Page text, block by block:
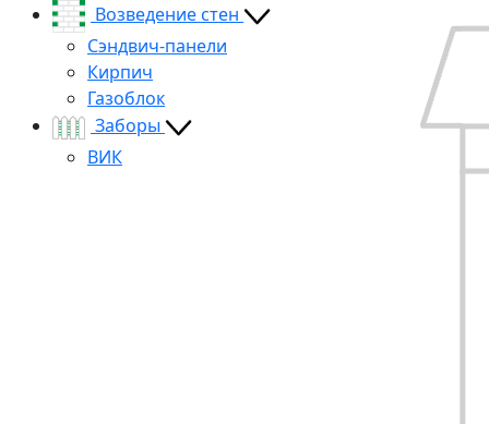
Возведение стен
Сэндвич-панели
Кирпич
Газоблок
Заборы
ВИК